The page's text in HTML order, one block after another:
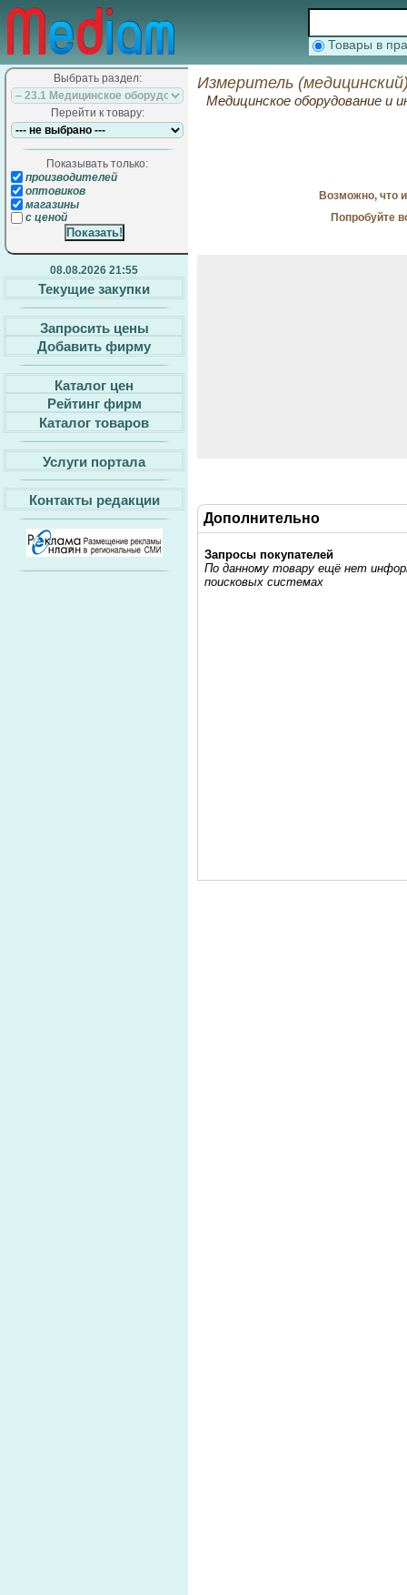
Товары в
Выбрать раздел:
Перейти к товару:
Показывать только:
производителей
оптовиков
магазины
с ценой
08.08.2026 21:55
Текущие закупки
Запросить цены
Добавить фирму
Каталог цен
Рейтинг фирм
Каталог товаров
Услуги портала
Контакты редакции
Измеритель
Медицинское оборудование и
Возможно, что
Попробуйте
Дополнительно
Запросы покупателей
По данному товару ещё нет
поисковых системах